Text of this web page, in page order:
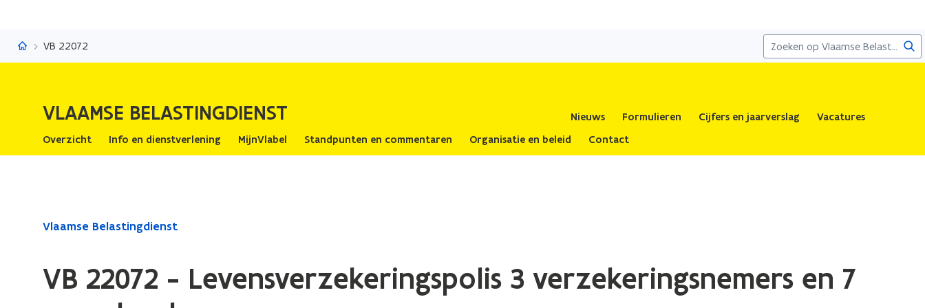
naar
Vlaamse Belastingdienst
VB 22072
VLAAMSE BELASTINGDIENST Nieuws Formulieren Cijfers en jaarverslag
Vacatures
Overzicht
Info en dienstverlening MijnVlabel Standpunten en commentaren Organisatie en beleid Contact
Gedaan
Vlaamse Belastingdienst
VB 22072 - Levensverzekeringspolis 3 verzekeringsnemers en 7